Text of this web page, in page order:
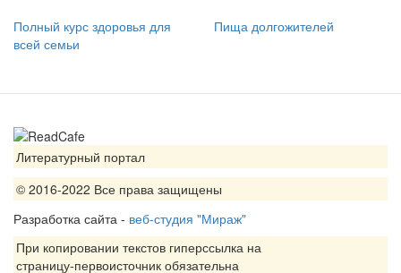
Полный курс здоровья для
всей семьи
Пища долгожителей
Литературный портал
© 2016-2022 Все права защищены
Разработка сайта - веб-студия "Мираж"
При копировании текстов гиперссылка на
страницу-первоисточник обязательна